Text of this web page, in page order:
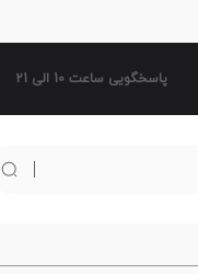
پاسخگویی ساعت 10 الی 21